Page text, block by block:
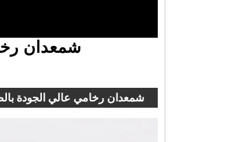
شمعدان
شمعدان رخامي عالي الجودة